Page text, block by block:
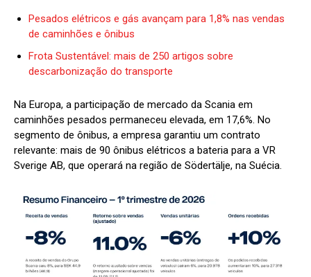
Pesados elétricos e gás avançam para 1,8% nas vendas
de caminhões e ônibus
Frota Sustentável: mais de 250 artigos sobre
descarbonização do transporte
Na Europa, a participação de mercado da Scania em
caminhões pesados permaneceu elevada, em 17,6%. No
segmento de ônibus, a empresa garantiu um contrato
relevante: mais de 90 ônibus elétricos a bateria para a VR
Sverige AB, que operará na região de Södertälje, na Suécia.